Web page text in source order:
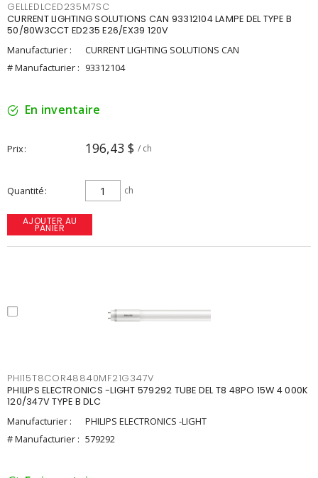
GELLEDLCED235M7SC
CURRENT LIGHTING SOLUTIONS CAN 93312104 LAMPE DEL TYPE B
50/80W3CCT ED235 E26/EX39 120V
Manufacturier :
CURRENT LIGHTING SOLUTIONS CAN
# Manufacturier : 93312104
En inventaire
Prix 196,43 $ / ch
Quantité ch
AJOUTER AU
PANIER
PHI15T8COR48840MF21G347V
PHILIPS ELECTRONICS -LIGHT 579292 TUBE DEL T8 48PO 15W 4 000K
120/347V TYPE B DLC
Manufacturier :
PHILIPS ELECTRONICS -LIGHT
# Manufacturier : 579292